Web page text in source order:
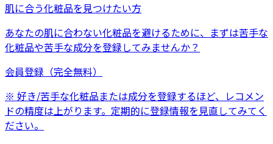
肌に合う化粧品を見つけたい方
あなたの肌に合わない化粧品を避けるために、まずは苦手な
化粧品や苦手な成分を登録してみませんか？
会員登録（完全無料）
※ 好き/苦手な化粧品または成分を登録するほど、レコメン
ドの精度は上がります。定期的に登録情報を見直してみてく
ださい。